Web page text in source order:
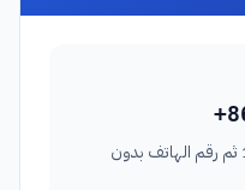
اطلب +86 ثم رمز المدينة 130054 ثم رقم الهاتف بدون